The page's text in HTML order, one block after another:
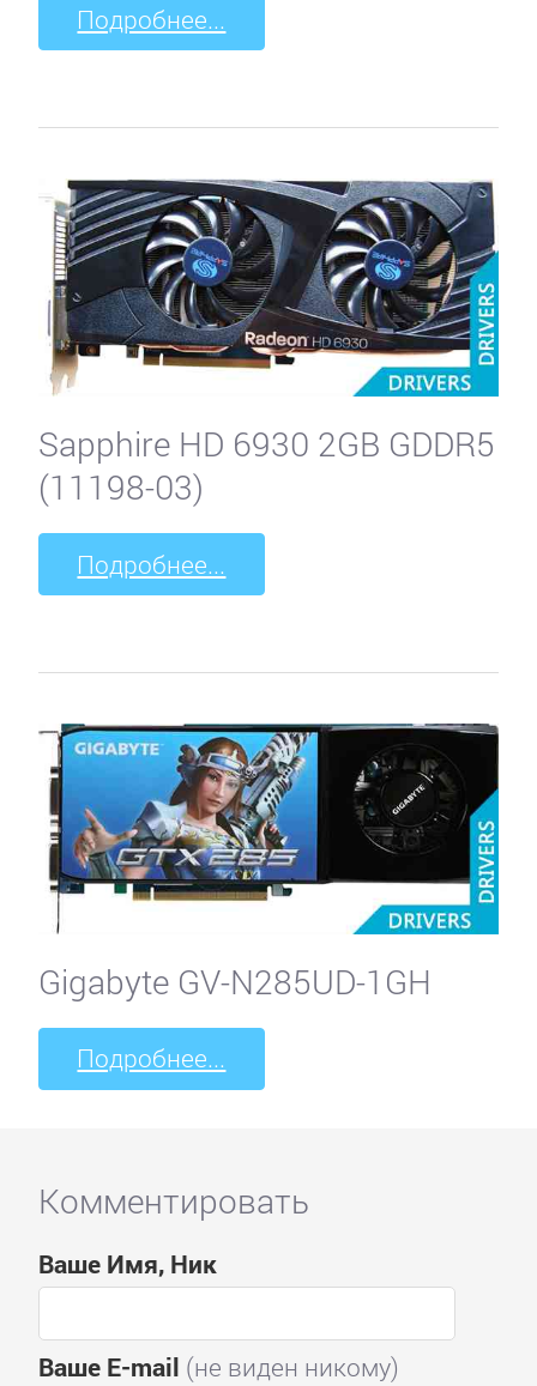
Подробнее...
Sapphire HD 6930 2GB GDDR5
(11198-03)
Подробнее...
Gigabyte GV-N285UD-1GH
Подробнее...
Комментировать
Ваше Имя, Ник
Ваше E-mail (не виден никому)